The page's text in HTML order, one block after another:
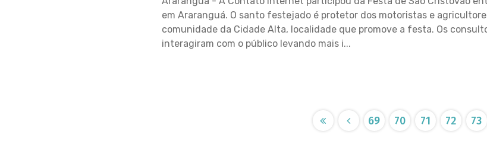
em Araranguá. O santo festejado é protetor dos motoristas e
comunidade da Cidade Alta, localidade que promove a festa. Os
interagiram com o público levando mais i...
69 70 71 72 73